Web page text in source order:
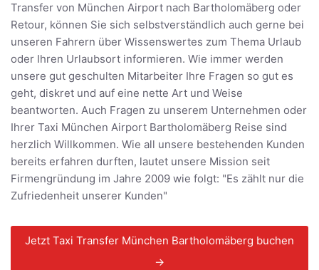
Transfer von München Airport nach Bartholomäberg oder
Retour, können Sie sich selbstverständlich auch gerne bei
unseren Fahrern über Wissenswertes zum Thema Urlaub
oder Ihren Urlaubsort informieren. Wie immer werden
unsere gut geschulten Mitarbeiter Ihre Fragen so gut es
geht, diskret und auf eine nette Art und Weise
beantworten. Auch Fragen zu unserem Unternehmen oder
Ihrer Taxi München Airport Bartholomäberg Reise sind
herzlich Willkommen. Wie all unsere bestehenden Kunden
bereits erfahren durften, lautet unsere Mission seit
Firmengründung im Jahre 2009 wie folgt: "Es zählt nur die
Zufriedenheit unserer Kunden"
Jetzt Taxi Transfer München Bartholomäberg buchen
→